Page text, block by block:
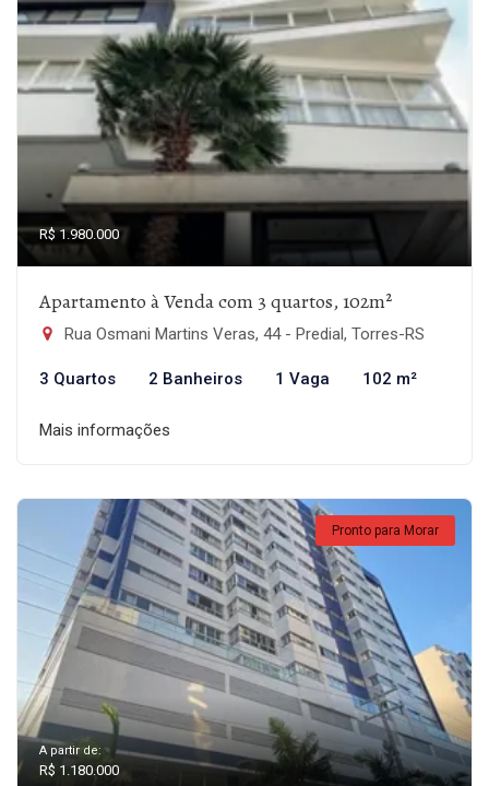
R$ 1.980.000
Apartamento à Venda com 3 quartos, 102m²
Rua Osmani Martins Veras, 44 - Predial, Torres-RS
3 Quartos 2 Banheiros 1 Vaga 102 m²
Mais informações
Pronto para Morar
A partir de:
R$ 1.180.000